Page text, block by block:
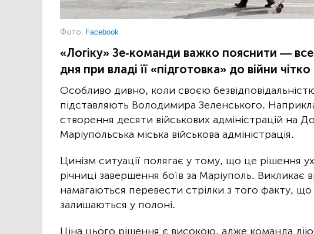
Фото: Facebook
«Логіку» Зе-команди важко пояснити —
дня при владі її «підготовка» до війни
Особливо дивно, коли своєю безвідповідальністю
підставляють Володимира Зеленського.
створення десяти військових адміністрацій на
Маріупольська міська військова адміністрація.
Цинізм ситуації полягає у тому, що це рішення
річниці завершення боїв за Маріуполь.
намагаються перевести стрілки з того факту, що
залишаються у полоні.
Ціна цього рішення є високою, адже команда